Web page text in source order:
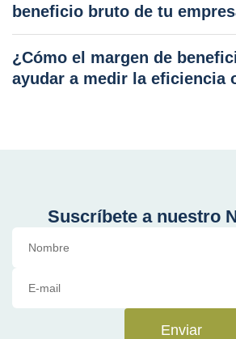
beneficio bruto de tu
¿Cómo el margen de
ayudar a medir la eficiencia
Suscríbete a nuestro
Enviar